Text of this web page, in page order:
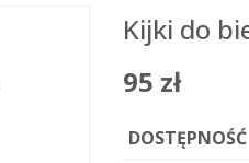
Kijki do
95 zł
DOSTĘPNOŚĆ